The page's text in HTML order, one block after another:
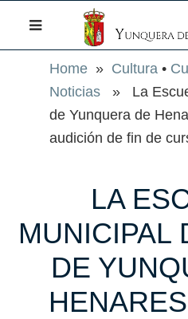
Home » Cultura •
Noticias » La
de Yunquera de
audición de fin de
LA
MUNICIPAL
DE